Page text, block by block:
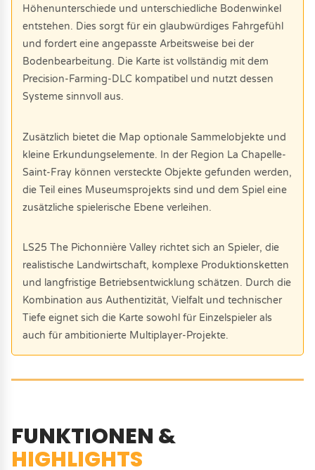
Höhenunterschiede und unterschiedliche Bodenwinkel
entstehen. Dies sorgt für ein glaubwürdiges Fahrgefühl
und fordert eine angepasste Arbeitsweise bei der
Bodenbearbeitung. Die Karte ist vollständig mit dem
Precision-Farming-DLC kompatibel und nutzt dessen
Systeme sinnvoll aus.
Zusätzlich bietet die Map optionale Sammelobjekte und
kleine Erkundungselemente. In der Region La Chapelle-
Saint-Fray können versteckte Objekte gefunden werden,
die Teil eines Museumsprojekts sind und dem Spiel eine
zusätzliche spielerische Ebene verleihen.
LS25 The Pichonnière Valley richtet sich an Spieler, die
realistische Landwirtschaft, komplexe Produktionsketten
und langfristige Betriebsentwicklung schätzen. Durch die
Kombination aus Authentizität, Vielfalt und technischer
Tiefe eignet sich die Karte sowohl für Einzelspieler als
auch für ambitionierte Multiplayer-Projekte.
FUNKTIONEN &
HIGHLIGHTS